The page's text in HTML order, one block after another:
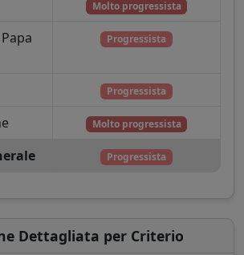
Molto progressista
Progressista
Progressista
Molto progressista
Progressista
Dettagliata per Criterio